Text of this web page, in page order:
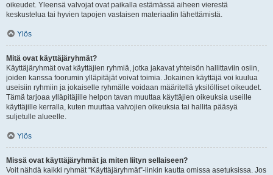
oikeudet. Yleensä valvojat ovat paikalla estämässä aiheen vierestä
keskustelua tai hyvien tapojen vastaisen materiaalin lähettämistä.
Ylös
Mitä ovat käyttäjäryhmät?
Käyttäjäryhmät ovat käyttäjien ryhmiä, jotka jakavat yhteisön hallittaviin osiin,
joiden kanssa foorumin ylläpitäjät voivat toimia. Jokainen käyttäjä voi kuulua
useisiin ryhmiin ja jokaiselle ryhmälle voidaan määritellä yksilölliset oikeudet.
Tämä tarjoaa ylläpitäjille helpon tavan muuttaa käyttäjien oikeuksia useille
käyttäjille kerralla, kuten muuttaa valvojien oikeuksia tai hallita pääsyä
suljetulle alueelle.
Ylös
Missä ovat käyttäjäryhmät ja miten liityn sellaiseen?
Voit nähdä kaikki ryhmät “Käyttäjäryhmät”-linkin kautta omissa asetuksissa. Jos